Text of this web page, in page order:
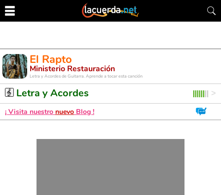
El Rapto
Ministerio Restauración
Letra y Acordes de Guitarra. Aprende a tocar esta canción
Letra y Acordes
¡ Visita nuestro nuevo Blog !